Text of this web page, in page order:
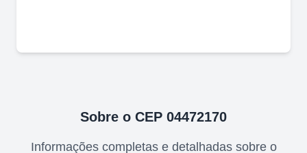
Sobre o CEP 04472170
Informações completas e detalhadas sobre o